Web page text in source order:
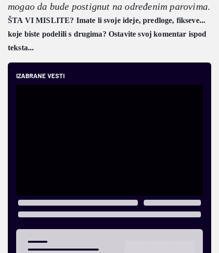
mogao da bude postignut na određenim parovima.
ŠTA VI MISLITE? Imate li svoje ideje, predloge, fikseve...
koje biste podelili s drugima? Ostavite svoj komentar ispod
teksta...
IZABRANE VESTI